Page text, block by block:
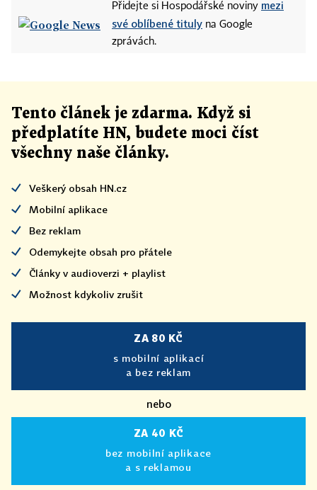
Přidejte si Hospodářské noviny mezi
své oblíbené tituly na Google
zprávách.
Tento článek je zdarma. Když si
předplatíte HN, budete moci číst
všechny naše články.
Veškerý obsah HN.cz
Mobilní aplikace
Bez reklam
Odemykejte obsah pro přátele
Články v audioverzi + playlist
Možnost kdykoliv zrušit
ZA 80 KČ
s mobilní aplikací
a bez reklam
nebo
ZA 40 KČ
bez mobilní aplikace
a s reklamou